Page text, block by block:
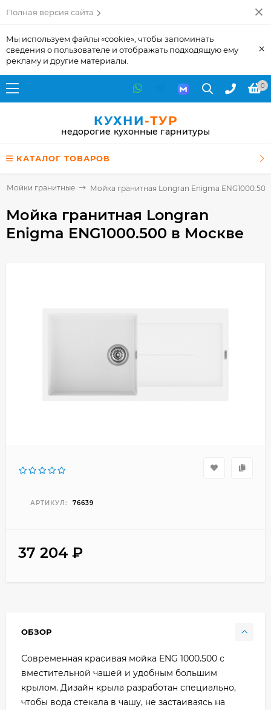
Полная версия сайта
Мы используем файлы «cookie», чтобы запоминать
сведения о пользователе и отображать подходящую ему
рекламу и другие материалы.
×
0
КУХНИ-ТУР
недорогие кухонные гарнитуры
КАТАЛОГ ТОВАРОВ
Мойки гранитные Мойка гранитная Longran Enigma ENG1000.500
Мойка гранитная Longran
Enigma ENG1000.500 в Москве
АРТИКУЛ: 76639
37 204 ₽
ОБЗОР
Современная красивая мойка ENG 1000.500 с
вместительной чашей и удобным большим
крылом. Дизайн крыла разработан специально,
чтобы вода стекала в чашу, не застаиваясь на